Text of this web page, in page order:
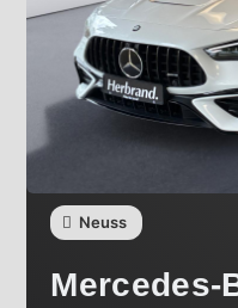
Neuss
Mercedes-